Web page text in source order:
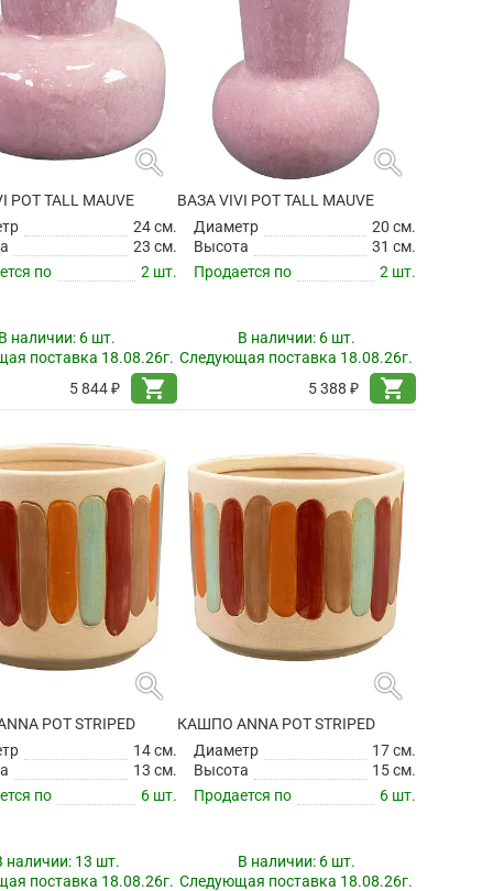
search
POT TALL MAUVE
24 см.
23 см.
по
2 шт.
наличии: 6 шт.
поставка 18.08.26г.
5 844 ₽
shopping_cart
search
ВАЗА VIVI POT TALL MAUVE
Диаметр
20 см.
Высота
31 см.
Продается по
2 шт.
В наличии: 6 шт.
Следующая поставка 18.08.26г.
5 388 ₽
shopping_cart
search
POT STRIPED
14 см.
13 см.
по
6 шт.
наличии: 13 шт.
поставка 18.08.26г.
search
КАШПО ANNA POT STRIPED
Диаметр
17 см.
Высота
15 см.
Продается по
6 шт.
В наличии: 6 шт.
Следующая поставка 18.08.26г.